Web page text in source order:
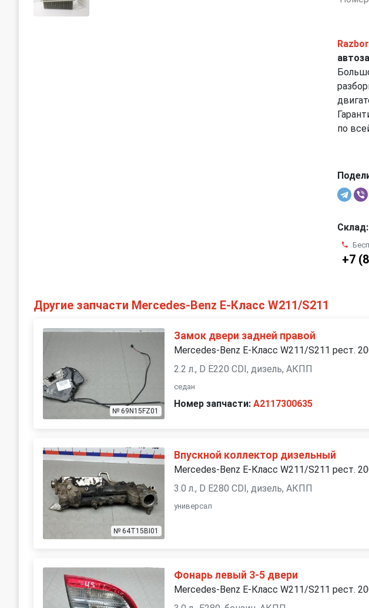
по
Склад:
+7
Другие запчасти Mercedes-Benz E-Класс W211/S211
№ 69N15FZ01
Замок двери задней правой
Mercedes-Benz E-Класс W211/S211 рест.
2.2 л., D E220 CDI, дизель, АКПП
седан
Номер запчасти: A2117300635
№ 64T15BI01
Впускной коллектор дизельный
Mercedes-Benz E-Класс W211/S211 рест.
3.0 л., D E280 CDI, дизель, АКПП
универсал
Фонарь левый 3-5 двери
Mercedes-Benz E-Класс W211/S211 рест.